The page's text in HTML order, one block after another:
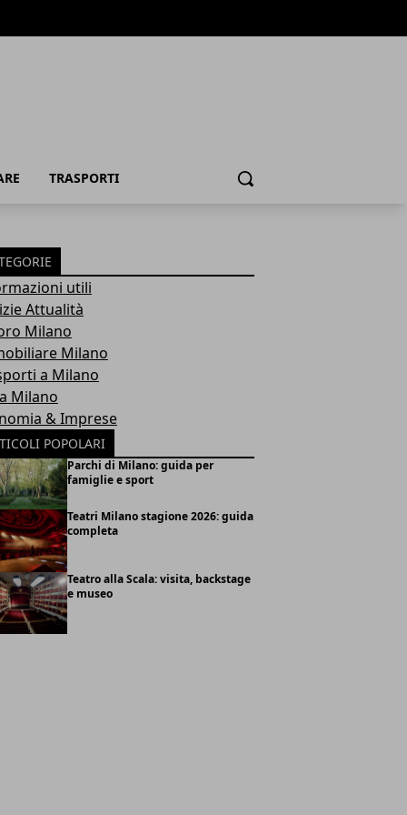
TRASPORTI Cerca
utili
Attualità
Milano
Milano
a Milano
Milano
& Imprese
POPOLARI
Parchi di Milano: guida per
famiglie e sport
Teatri Milano stagione 2026: guida
completa
Teatro alla Scala: visita, backstage
e museo